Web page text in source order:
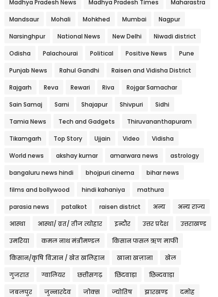
Madhya Pradesh News Madhya Pradesh Times Maharastra
Mandsaur Mohali Mohkhed Mumbai Nagpur
Narsinghpur National News New Delhi Niwadi district
Odisha Palachourai Political Positive News Pune
Punjab News Rahul Gandhi Raisen and Vidisha District
Rajgarh Reva Rewari Riva Rojgar Samachar
Sain Samaj Sarni Shajapur Shivpuri Sidhi
Tamia News Tech and Gadgets Thiruvananthapuram
Tikamgarh Top Story Ujjain Video Vidisha
World news akshay kumar amarwara news astrology
bangaluru news hindi bhojpuri cinema bihar news
films and bollywood hindi kahaniya mathura
parasia news patalkot raisen district अन्य अन्य राज्य
आस्था आस्था/ व्रत/ तीज त्‍योहार इन्दौर उत्तर प्रदेश उत्तराखण्ड
उमरिया कमल नाथ मंत्रीमण्डल किसान फसल ऋण माफी
किसान/कृषि विज्ञान / खेत खलिहान खाना खज़ाना खेल
गुजरात ग्वालियर छत्तीसगढ़ छिंदवाड़ा छिन्दवाड़ा
जबलपुर जुन्नारदेव जोक्स ज्योतिष झारखण्ड दमोह